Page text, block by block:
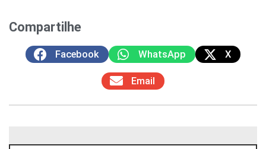
Compartilhe
Facebook WhatsApp X
Email